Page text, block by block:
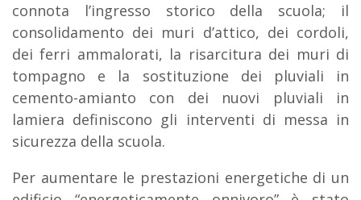
connota l’ingresso storico della scuola; il
consolidamento dei muri d’attico, dei cordoli,
dei ferri ammalorati, la risarcitura dei muri di
tompagno e la sostituzione dei pluviali in
cemento-amianto con dei nuovi pluviali in
lamiera definiscono gli interventi di messa in
sicurezza della scuola.
Per aumentare le prestazioni energetiche di un